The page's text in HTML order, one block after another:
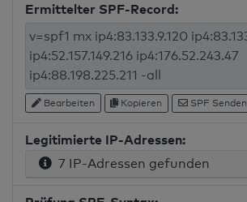
Ermittelter SPF-Record:
Bearbeiten Kopieren SPF Senden
Legitimierte IP-Adressen:
7 IP-Adressen gefunden